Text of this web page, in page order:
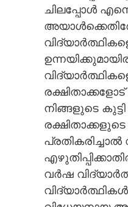
ചിലപ്പോൾ
നിങ്ങളുടെ
വർഷ